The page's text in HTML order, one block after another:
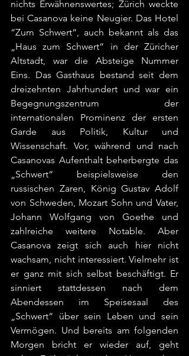
nichts Erwähnenswertes; Zürich weckte
bei Casanova keine Neugier. Das Hotel
“Zum Schwert“, auch bekannt als das
„Haus zum Schwert“ in der Züricher
Altstadt, war die Absteige Nummer
Eins. Das Gasthaus bestand seit dem
dreizehnten Jahrhundert und war ein
Begegnungszentrum der
internationalen Prominenz der ersten
Garde aus Politik, Kultur und
Wissenschaft. Vor, während und nach
Casanovas Aufenthalt beherbergte das
„Schwert“ beispielsweise den
russischen Zaren, König Gustav Adolf
von Schweden, Mozart Sohn und Vater,
Johann Wolfgang von Goethe und
zahlreiche weitere Notable. Aber
Casanova zeigt sich auch hier nicht
wachsam, nicht interessiert. Vielmehr ist
er ganz mit sich selbst beschäftigt. Er
sinniert stattdessen nach dem
Abendessen im Speisesaal des
„Schwert“ über sein Leben und sein
Vermögen. Und bereits am folgenden
Morgen bricht er wieder auf, geht